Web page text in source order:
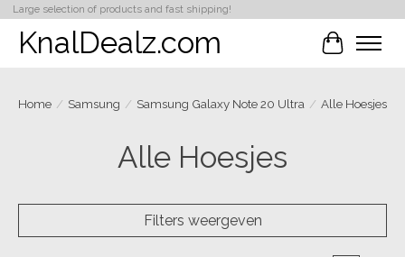
Large selection of products and fast shipping!
KnalDealz.com
Home / Samsung / Samsung Galaxy Note 20 Ultra / Alle Hoesjes
Alle Hoesjes
Filters weergeven